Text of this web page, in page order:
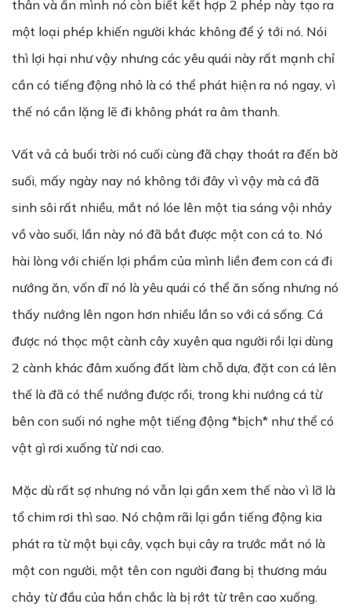
thân và ẩn mình nó còn biết kết hợp 2 phép này tạo ra
một loại phép khiến người khác không để ý tới nó. Nói
thì lợi hại như vậy nhưng các yêu quái này rất mạnh chỉ
cần có tiếng động nhỏ là có thể phát hiện ra nó ngay, vì
thế nó cần lặng lẽ đi không phát ra âm thanh.
Vất vả cả buổi trời nó cuối cùng đã chạy thoát ra đến bờ
suối, mấy ngày nay nó không tới đây vì vậy mà cá đã
sinh sôi rất nhiều, mắt nó lóe lên một tia sáng vội nhảy
vồ vào suối, lần này nó đã bắt được một con cá to. Nó
hài lòng với chiến lợi phẩm của mình liền đem con cá đi
nướng ăn, vốn dĩ nó là yêu quái có thể ăn sống nhưng nó
thấy nướng lên ngon hơn nhiều lần so với cá sống. Cá
được nó thọc một cành cây xuyên qua người rồi lại dùng
2 cành khác đâm xuống đất làm chỗ dựa, đặt con cá lên
thế là đã có thể nướng được rồi, trong khi nướng cá từ
bên con suối nó nghe một tiếng động *bịch* như thể có
vật gì rơi xuống từ nơi cao.
Mặc dù rất sợ nhưng nó vẫn lại gần xem thế nào vì lỡ là
tổ chim rơi thì sao. Nó chậm rãi lại gần tiếng động kia
phát ra từ một bụi cây, vạch bụi cây ra trước mắt nó là
một con người, một tên con người đang bị thương máu
chảy từ đầu của hắn chắc là bị rớt từ trên cao xuống.